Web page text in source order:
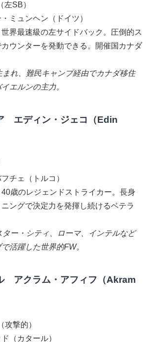
左SB）
ミュンヘン（ドイツ）
世界最速級の左サイドバック。圧倒的ス
ウンターを発動できる。開催国カナダ
れ、難民キャンプ経由でカナダ移住
エルンの主力。
エディン・ジェコ（Edin
チェ（トルコ）
40歳のレジェンドストライカー。長身
ングで決定力を発揮し続けるベテラ
ー・シティ、ローマ、インテルなど
活躍した世界的FW。
アクラム・アフィフ（Akram
攻撃的）
（カタール）